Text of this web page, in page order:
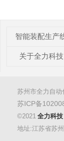
智能装配生产
关于全力科技
苏州市全力自动
苏ICP备
©2021 全力科技
地址:江苏省苏